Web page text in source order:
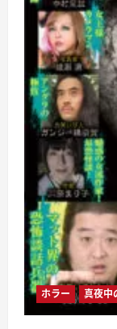
ホラー 真夜中